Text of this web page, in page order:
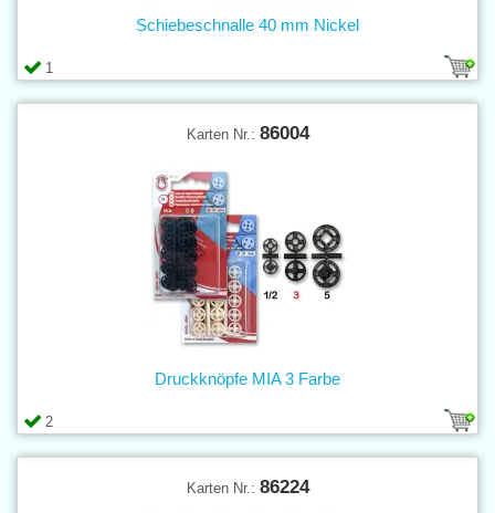
1
Schiebeschnalle 40 mm Nickel
Karten Nr.: 86004
2
Druckknöpfe MIA 3 Farbe
Karten Nr.: 86224